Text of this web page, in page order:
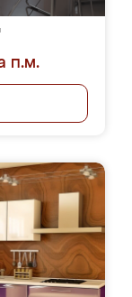
п.м.